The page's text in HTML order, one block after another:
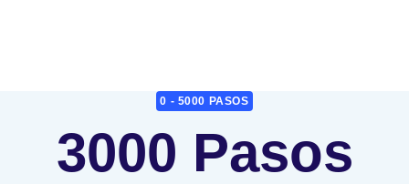
0 - 5000 PASOS
3000 Pasos